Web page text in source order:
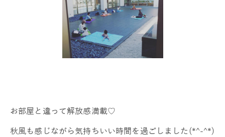
お部屋と違って解放感満載♡
秋風も感じながら気持ちいい時間を過ごしました(*^-^*)